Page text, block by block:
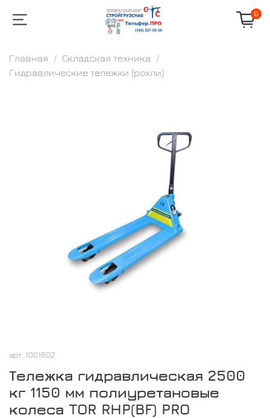
0
Главная
Складская техника
Гидравлические тележки (рохли)
арт. 1001602
Тележка гидравлическая 2500
кг 1150 мм полиуретановые
колеса TOR RHP(BF) PRO